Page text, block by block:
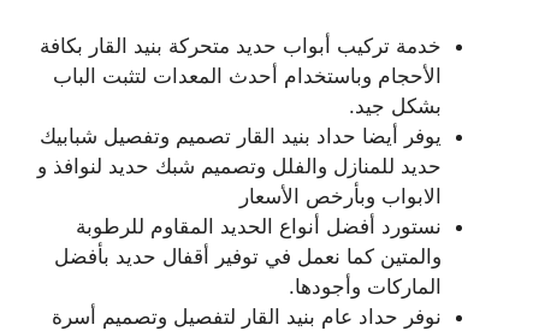
خدمة تركيب أبواب حديد متحركة بنيد القار بكافة
الأحجام وباستخدام أحدث المعدات لتثبت الباب
بشكل جيد.
يوفر أيضا حداد بنيد القار تصميم وتفصيل شبابيك
حديد للمنازل والفلل وتصميم شبك حديد لنوافذ و
الابواب وبأرخص الأسعار
نستورد أفضل أنواع الحديد المقاوم للرطوبة
والمتين كما نعمل في توفير أقفال حديد بأفضل
الماركات وأجودها.
نوفر حداد عام بنيد القار لتفصيل وتصميم أسرة